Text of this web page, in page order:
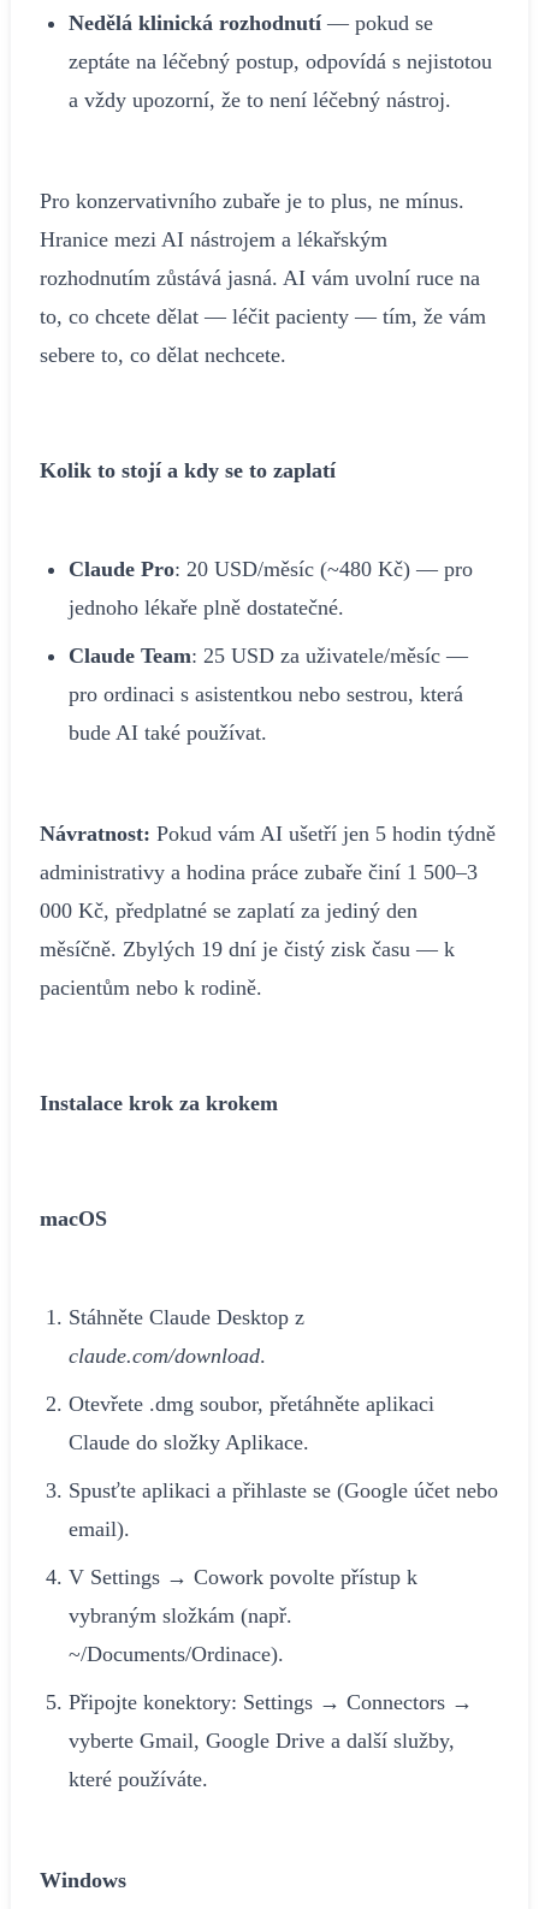
Nedělá klinická rozhodnutí — pokud se
zeptáte na léčebný postup, odpovídá s nejistotou
a vždy upozorní, že to není léčebný nástroj.
Pro konzervativního zubaře je to plus, ne mínus.
Hranice mezi AI nástrojem a lékařským
rozhodnutím zůstává jasná. AI vám uvolní ruce na
to, co chcete dělat — léčit pacienty — tím, že vám
sebere to, co dělat nechcete.
Kolik to stojí a kdy se to zaplatí
Claude Pro: 20 USD/měsíc (~480 Kč) — pro
jednoho lékaře plně dostatečné.
Claude Team: 25 USD za uživatele/měsíc —
pro ordinaci s asistentkou nebo sestrou, která
bude AI také používat.
Návratnost: Pokud vám AI ušetří jen 5 hodin týdně
administrativy a hodina práce zubaře činí 1 500–3
000 Kč, předplatné se zaplatí za jediný den
měsíčně. Zbylých 19 dní je čistý zisk času — k
pacientům nebo k rodině.
Instalace krok za krokem
macOS
Stáhněte Claude Desktop z
claude.com/download.
Otevřete .dmg soubor, přetáhněte aplikaci
Claude do složky Aplikace.
Spusťte aplikaci a přihlaste se (Google účet nebo
email).
V Settings → Cowork povolte přístup k
vybraným složkám (např.
~/Documents/Ordinace).
Připojte konektory: Settings → Connectors →
vyberte Gmail, Google Drive a další služby,
které používáte.
Windows